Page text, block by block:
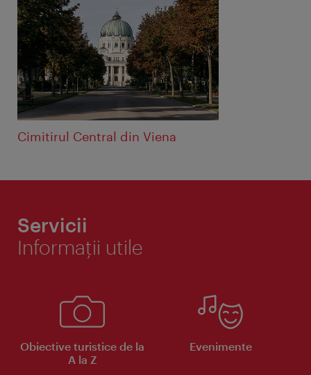
Cimitirul Central din Viena
Servicii
Informaţii utile
Obiective turistice de la
A la Z
Evenimente